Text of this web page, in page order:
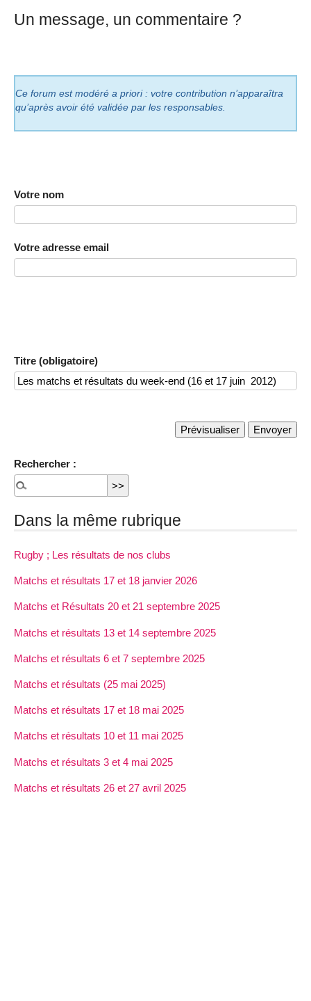
Un message, un commentaire ?
Ce forum est modéré a priori : votre contribution n’apparaîtra
qu’après avoir été validée par les responsables.
Votre nom
Votre adresse email
Titre (obligatoire)
Rechercher :
Dans la même rubrique
Rugby ; Les résultats de nos clubs
Matchs et résultats 17 et 18 janvier 2026
Matchs et Résultats 20 et 21 septembre 2025
Matchs et résultats 13 et 14 septembre 2025
Matchs et résultats 6 et 7 septembre 2025
Matchs et résultats (25 mai 2025)
Matchs et résultats 17 et 18 mai 2025
Matchs et résultats 10 et 11 mai 2025
Matchs et résultats 3 et 4 mai 2025
Matchs et résultats 26 et 27 avril 2025